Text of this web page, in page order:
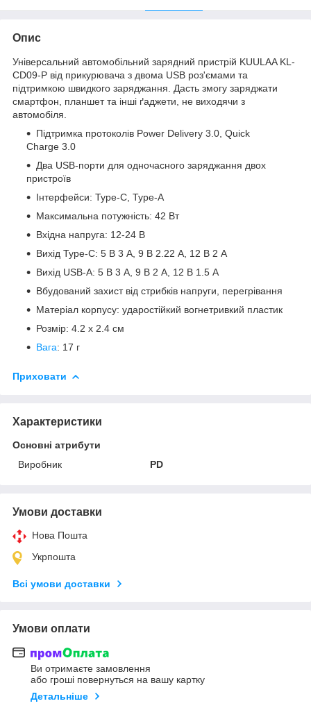
Опис
Універсальний автомобільний зарядний пристрій KUULAA KL-
CD09-P від прикурювача з двома USB роз'ємами та
підтримкою швидкого заряджання. Дасть змогу заряджати
смартфон, планшет та інші ґаджети, не виходячи з
автомобіля.
Підтримка протоколів Power Delivery 3.0, Quick
Charge 3.0
Два USB-порти для одночасного заряджання двох
пристроїв
Інтерфейси: Type-C, Type-A
Максимальна потужність: 42 Вт
Вхідна напруга: 12-24 В
Вихід Type-C: 5 В 3 А, 9 В 2.22 А, 12 В 2 А
Вихід USB-A: 5 В 3 А, 9 В 2 А, 12 В 1.5 А
Вбудований захист від стрибків напруги, перегрівання
Матеріал корпусу: ударостійкий вогнетривкий пластик
Розмір: 4.2 х 2.4 см
Вага: 17 г
Приховати
Характеристики
Основні атрибути
Виробник
PD
Умови доставки
Нова Пошта
Укрпошта
Всі умови доставки
Умови оплати
Ви отримаєте замовлення
або гроші повернуться на вашу картку
Детальніше